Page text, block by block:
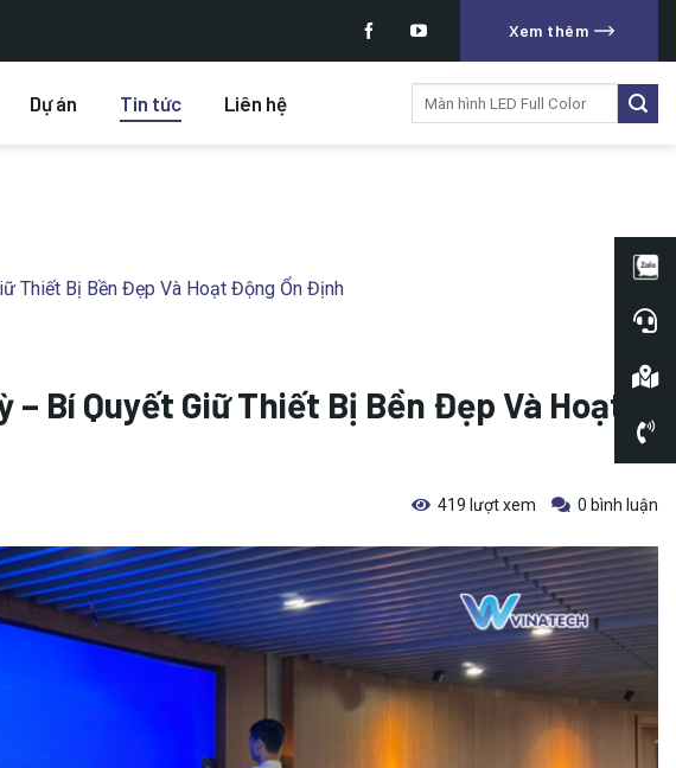
Xem thêm
Dự án Tin tức Liên hệ
Thiết Bị Bền Đẹp Và Hoạt Động Ổn Định
Bí Quyết Giữ Thiết Bị Bền Đẹp Và Hoạt
419 lượt xem 0 bình luận